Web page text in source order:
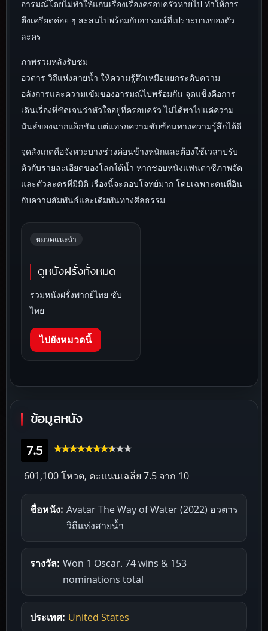
อารมณ์โดยไม่ทำให้แก่นเรื่องเรื่องครอบครัวหายไป ทำให้การ
ตึงเครียดค่อย ๆ สะสมไปพร้อมกับอารมณ์ที่เปราะบางของตัว
ละคร
ภาพรวมหลังรับชม
อวตาร วิถีแห่งสายน้ำ ให้ความรู้สึกเหมือนยกระดับความ
อลังการและความเข้มของอารมณ์ไปพร้อมกัน จุดแข็งคือการ
เดินเรื่องที่ชัดเจนว่าหัวใจอยู่ที่ครอบครัว ไม่ได้พาไปแค่ความ
มันส์ของฉากแอ็กชัน แต่แทรกความซับซ้อนทางความรู้สึกได้ดี
จุดสังเกตคือจังหวะบางช่วงค่อนข้างหนักและต้องใช้เวลาปรับ
ตัวกับรายละเอียดของโลกใต้น้ำ หากชอบหนังแฟนตาซีภาพจัด
และตัวละครที่มีมิติ เรื่องนี้จะตอบโจทย์มาก โดยเฉพาะคนที่อิน
กับความสัมพันธ์และเดิมพันทางศีลธรรม
หมวดแนะนำ
ดูหนังฝรั่งทั้งหมด
รวมหนังฝรั่งพากย์ไทย ซับ
ไทย
ไปยังหมวดนี้
ข้อมูลหนัง
7.5
601,100 โหวต, คะแนนเฉลี่ย 7.5 จาก 10
ชื่อหนัง: Avatar The Way of Water (2022) อวตาร
วิถีแห่งสายน้ำ
รางวัล: Won 1 Oscar. 74 wins & 153
nominations total
ประเทศ: United States